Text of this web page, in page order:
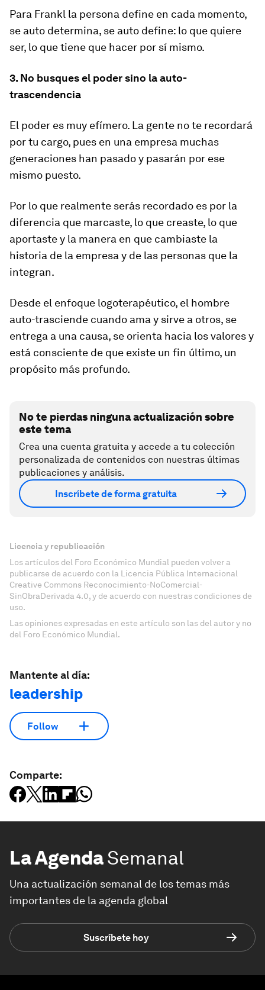
Para Frankl la persona define en cada momento,
se auto determina, se auto define: lo que quiere
ser, lo que tiene que hacer por sí mismo.
3. No busques el poder sino la auto-
trascendencia
El poder es muy efímero. La gente no te recordará
por tu cargo, pues en una empresa muchas
generaciones han pasado y pasarán por ese
mismo puesto.
Por lo que realmente serás recordado es por la
diferencia que marcaste, lo que creaste, lo que
aportaste y la manera en que cambiaste la
historia de la empresa y de las personas que la
integran.
Desde el enfoque logoterapéutico, el hombre
auto-trasciende cuando ama y sirve a otros, se
entrega a una causa, se orienta hacia los valores y
está consciente de que existe un fin último, un
propósito más profundo.
No te pierdas ninguna actualización sobre
este tema
Crea una cuenta gratuita y accede a tu colección
personalizada de contenidos con nuestras últimas
publicaciones y análisis.
Inscríbete de forma gratuita
Licencia y republicación
Los artículos del Foro Económico Mundial pueden volver a
publicarse de acuerdo con la Licencia Pública Internacional
Creative Commons Reconocimiento-NoComercial-
SinObraDerivada 4.0, y de acuerdo con nuestras condiciones de
uso.
Las opiniones expresadas en este artículo son las del autor y no
del Foro Económico Mundial.
Mantente al día:
leadership
Follow
Comparte:
La AgendaSemanal
Una actualización semanal de los temas más
importantes de la agenda global
Suscríbete hoy